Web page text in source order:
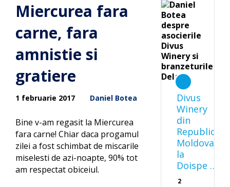
Miercurea fara
carne, fara
amnistie si
gratiere
1 februarie 2017 Daniel Botea
Bine v-am regasit la Miercurea
fara carne! Chiar daca progamul
zilei a fost schimbat de miscarile
miselesti de azi-noapte, 90% tot
am respectat obiceiul.
Divus
Winery
din
Republica
Moldova
la
Doispe …
2